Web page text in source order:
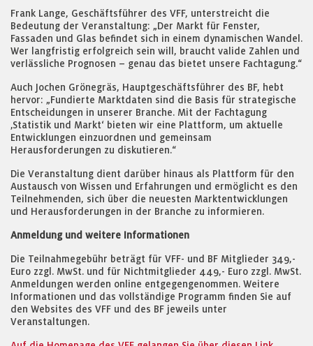
Frank Lange, Geschäftsführer des VFF, unterstreicht die
Bedeutung der Veranstaltung: „Der Markt für Fenster,
Fassaden und Glas befindet sich in einem dynamischen Wandel.
Wer langfristig erfolgreich sein will, braucht valide Zahlen und
verlässliche Prognosen – genau das bietet unsere Fachtagung.“
Auch Jochen Grönegräs, Hauptgeschäftsführer des BF, hebt
hervor: „Fundierte Marktdaten sind die Basis für strategische
Entscheidungen in unserer Branche. Mit der Fachtagung
‚Statistik und Markt‘ bieten wir eine Plattform, um aktuelle
Entwicklungen einzuordnen und gemeinsam
Herausforderungen zu diskutieren.“
Die Veranstaltung dient darüber hinaus als Plattform für den
Austausch von Wissen und Erfahrungen und ermöglicht es den
Teilnehmenden, sich über die neuesten Marktentwicklungen
und Herausforderungen in der Branche zu informieren.
Anmeldung und weitere Informationen
Die Teilnahmegebühr beträgt für VFF- und BF Mitglieder 349,-
Euro zzgl. MwSt. und für Nichtmitglieder 449,- Euro zzgl. MwSt.
Anmeldungen werden online entgegengenommen. Weitere
Informationen und das vollständige Programm finden Sie auf
den Websites des VFF und des BF jeweils unter
Veranstaltungen.